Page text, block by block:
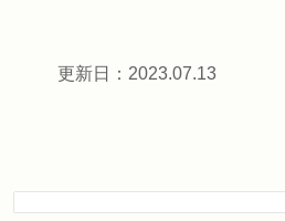
更新日：2023.07.13